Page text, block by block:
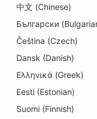
SEO за услуги
SEO за
SEO за
SEO
грижи за деца
SEO за
中文 (Chinese)
Български
Čeština (Czech)
Dansk (Danish)
Ελληνικά (Greek)
Eesti (Estonian)
Suomi (Finnish)